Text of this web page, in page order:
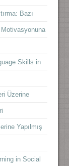
Bazı
Motivasyonuna
Skills in
Üzerine
Yapılmış
in Social